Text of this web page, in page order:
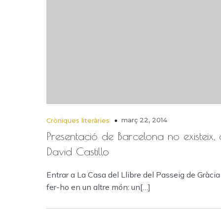
Cròniques literàries març 22, 2014
Presentació de Barcelona no existeix,
David Castillo
Entrar a La Casa del Llibre del Passeig de
fer-ho en un altre món: un[…]